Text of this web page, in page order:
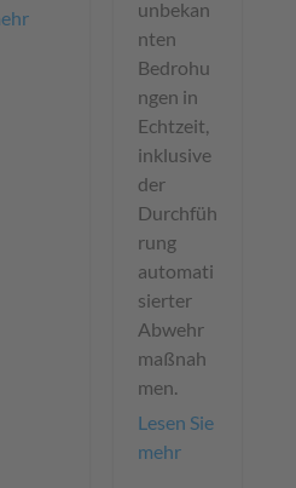
unbekan
nten
Bedrohu
ngen in
Echtzeit,
inklusive
der
Durchfüh
rung
automati
sierter
Abwehr
maßnah
men.
Lesen Sie
mehr